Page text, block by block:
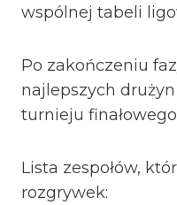
wspólnej tabeli
Po zakończeniu
najlepszych
turnieju
Lista zespołów,
rozgrywek: